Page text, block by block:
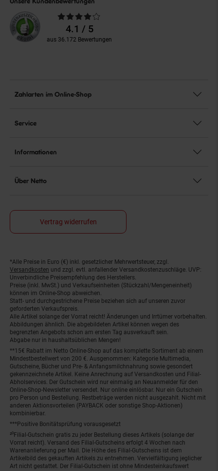
Durchschnittliche
Bewertungen4.1 / 5
aus 36.172 Bewertungen
Zahlarten im Online-Shop
Service
Informationen
Über Netto
Vertrag widerrufen
Fußnoten
*Alle Preise in Euro (€) inkl. gesetzlicher Mehrwertsteuer, zzgl.
Versandkosten und zzgl. evtl. anfallender Versandkostenzuschläge. UVP:
Unverbindliche Preisempfehlung des Herstellers.
Preise (inkl. MwSt.) und Verkaufseinheiten (Stückzahl/Mengeneinheit)
können im Online-Shop abweichen.
Statt- und durchgestrichene Preise beziehen sich auf unseren zuvor
geforderten Verkaufspreis.
Alle Artikel solange der Vorrat reicht! Änderungen und Irrtümer vorbehalten.
Abbildungen ähnlich. Die abgebildeten Artikel können wegen des
begrenzten Angebots schon am ersten Tag ausverkauft sein.
Abgabe nur in haushaltsüblichen Mengen!
**15€ Rabatt im Netto Online-Shop auf das komplette Sortiment ab einem
Mindestbestellwert von 200 €. Ausgenommen: Kategorie Multimedia,
Gutscheine, Bücher und Pre- & Anfangsmilchnahrung sowie gesondert
gekennzeichnete Artikel. Keine Anrechnung auf Versandkosten und Filial-
Abholservices. Der Gutschein wird nur einmalig an Neuanmelder für den
Online-Shop-Newsletter versendet. Nur online einlösbar. Nur ein Gutschein
pro Person und Bestellung. Restbeträge werden nicht ausgezahlt. Nicht mit
anderen Aktionsvorteilen (PAYBACK oder sonstige Shop-Aktionen)
kombinierbar.
***Positive Bonitätsprüfung vorausgesetzt
²⁰Filial-Gutschein gratis zu jeder Bestellung dieses Artikels (solange der
Vorrat reicht). Versand des Filial-Gutscheins erfolgt 4 Wochen nach
Warenanlieferung per Mail. Die Höhe des Filial-Gutscheins ist dem
Artikelbild des gekauften Artikels zu entnehmen. Vervielfältigung jeglicher
Art nicht gestattet. Der Filial-Gutschein ist ohne Mindesteinkaufswert